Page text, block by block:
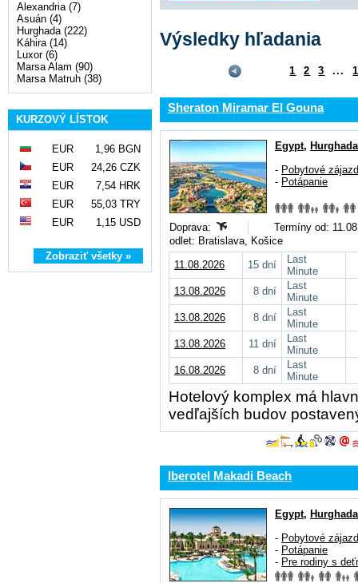
Alexandria (7)
Asuán (4)
Hurghada (222)
Káhira (14)
Luxor (6)
Marsa Alam (90)
Marsa Matruh (38)
KURZOVÝ LÍSTOK
EUR
1,96 BGN
EUR
24,26 CZK
EUR
7,54 HRK
EUR
55,03 TRY
EUR
1,15 USD
Zobraziť všetky »
Výsledky hľadania
1 2 3 ...
Sheraton Miramar El Gouna
Egypt, Hurghada
- Pobytové
- Potápanie
Doprava:
Termíny od:
odlet: Bratislava, Košice
11.08.2026
15 dní
Last
Minute
13.08.2026
8 dní
Last
Minute
13.08.2026
8 dní
Last
Minute
13.08.2026
11 dní
Last
Minute
16.08.2026
8 dní
Last
Minute
Hotelový komplex má
vedľajších budov
Iberotel Makadi Beach
Egypt, Hurghada
- Pobytové
- Potápanie
- Pre rodiny s